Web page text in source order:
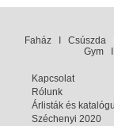
FaházI Csúszda
GymI
Kapcsolat
Rólunk
Árlisták és
Széchenyi 2020